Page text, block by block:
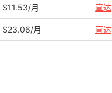
$11.53/月 直达
$23.06/月 直达